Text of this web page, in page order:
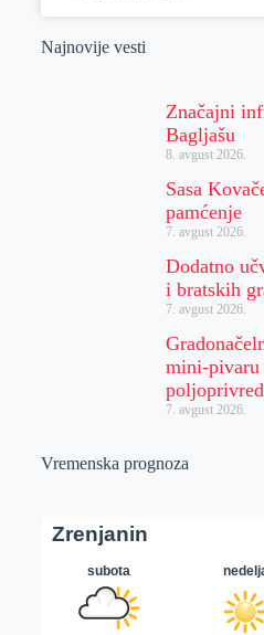
Najnovije vesti
Značajni
Bagljašu
8. avgust 2026.
Sasa
pamćenje
7. avgust 2026.
Dodatno
i bratskih
7. avgust 2026.
mini-pivaru
7. avgust 2026.
Vremenska prognoza